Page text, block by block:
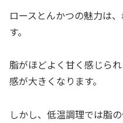
ロースとんかつの魅力は
す。
脂がほどよく甘く感じら
感が大きくなります。
しかし、低温調理では脂